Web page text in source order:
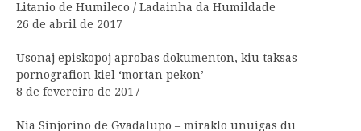
Litanio de Humileco / Ladainha da Humildade
26 de abril de 2017
Usonaj episkopoj aprobas dokumenton, kiu taksas
pornografion kiel ‘mortan pekon’
8 de fevereiro de 2017
Nia Sinjorino de Gvadalupo – miraklo unuigas du